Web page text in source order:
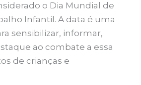
o Dia Mundial de
Infantil. A data é uma
sensibilizar, informar,
ao combate a essa
de crianças e